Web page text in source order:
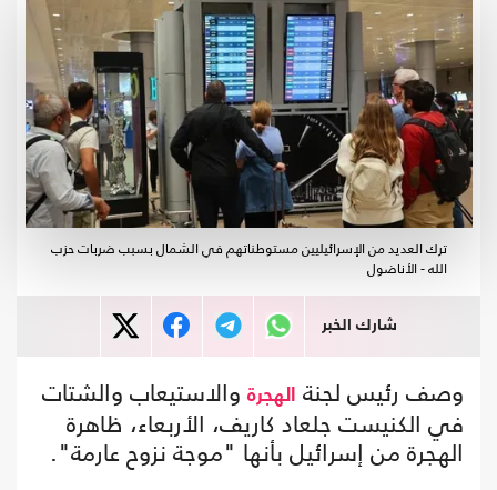
ترك العديد من الإسرائيليين مستوطناتهم في الشمال بسبب ضربات حزب
الله - الأناضول
شارك الخبر
وصف رئيس لجنة الهجرة والاستيعاب والشتات
في الكنيست جلعاد كاريف، الأربعاء، ظاهرة
الهجرة من إسرائيل بأنها "موجة نزوح عارمة".